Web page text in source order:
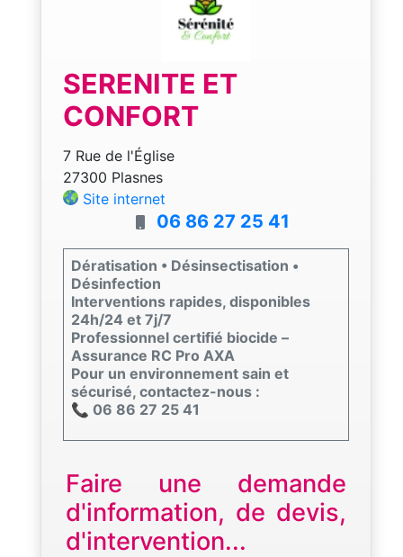
SERENITE ET
CONFORT
7 Rue de l'Église
27300 Plasnes
Site internet
06 86 27 25 41
Dératisation • Désinsectisation •
Désinfection
Interventions rapides, disponibles
24h/24 et 7j/7
Professionnel certifié biocide –
Assurance RC Pro AXA
Pour un environnement sain et
sécurisé, contactez-nous :
📞 06 86 27 25 41
Faire une demande
d'information, de devis,
d'intervention...